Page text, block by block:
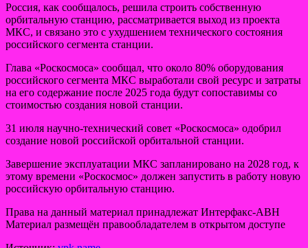
Россия, как сообщалось, решила строить собственную
орбитальную станцию, рассматривается выход из проекта
МКС, и связано это с ухудшением технического состояния
российского сегмента станции.
Глава «Роскосмоса» сообщал, что около 80% оборудования
российского сегмента МКС выработали свой ресурс и затраты
на его содержание после 2025 года будут сопоставимы со
стоимостью создания новой станции.
31 июля научно-технический совет «Роскосмоса» одобрил
создание новой российской орбитальной станции.
Завершение эксплуатации МКС запланировано на 2028 год, к
этому времени «Роскосмос» должен запустить в работу новую
российскую орбитальную станцию.
Права на данный материал принадлежат Интерфакс-АВН
Материал размещён правообладателем в открытом доступе